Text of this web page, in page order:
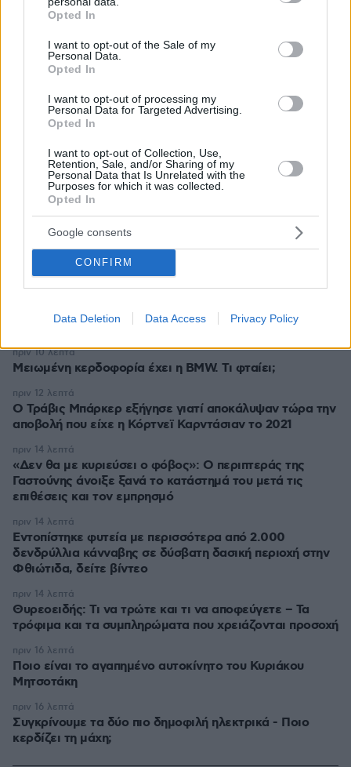
grant or deny consent to Google and its third-party tags to
use your data for below specified purposes in below Google
consent section.
Opted In
I want to opt-out of the Sale of my
Personal Data.
Opted In
I want to opt-out of processing my
Personal Data for Targeted Advertising.
Opted In
I want to opt-out of Collection, Use,
Retention, Sale, and/or Sharing of my
Personal Data that Is Unrelated with the
Purposes for which it was collected.
Opted In
Google consents
CONFIRM
Data Deletion Data Access Privacy Policy
Επαγγελματική Εκπαίδευση & Εξειδίκευση: Το Mοντέλο που
σε Bάζει στην Aγορά Eργασίας
ΡΟΗ ΕΙΔΗΣΕΩΝ
Ειδήσεις Δημοφιλή
Μέχρι το τέλος του καλοκαιριού αυτά τα ζώδια θα
έχουν βρει την αληθινή αγάπη
πριν 5 λεπτά
Άρτος: Όσα πρέπει να γνωρίζουμε για το προζύμι, τη
μαγιά, το sourdough και το levain
πριν 5 λεπτά
Συνελήφθη 56χρονος στο αεροδρόμιο Μυκόνου με
2.280 πακέτα λαθραίων τσιγάρων, δείτε εικόνες
Μειωμένη κερδοφορία έχει η BMW. Τι φταίει;
πριν 10 λεπτά
O Τράβις Μπάρκερ εξήγησε γιατί αποκάλυψαν τώρα την
αποβολή που είχε η Κόρτνεϊ Καρντάσιαν το 2021
πριν 12 λεπτά
«Δεν θα με κυριεύσει ο φόβος»: Ο περιπτεράς της
Γαστούνης άνοιξε ξανά το κατάστημά του μετά τις
επιθέσεις και τον εμπρησμό
πριν 14 λεπτά
Εντοπίστηκε φυτεία με περισσότερα από 2.000
δενδρύλλια κάνναβης σε δύσβατη δασική περιοχή στην
Φθιώτιδα, δείτε βίντεο
πριν 14 λεπτά
Θυρεοειδής: Τι να τρώτε και τι να αποφεύγετε – Τα
τρόφιμα και τα συμπληρώματα που χρειάζονται προσοχή
πριν 14 λεπτά
Ποιο είναι το αγαπημένο αυτοκίνητο του Κυριάκου
Μητσοτάκη
πριν 16 λεπτά
Συγκρίνουμε τα δύο πιο δημοφιλή ηλεκτρικά - Ποιο
κερδίζει τη μάχη;
πριν 16 λεπτά